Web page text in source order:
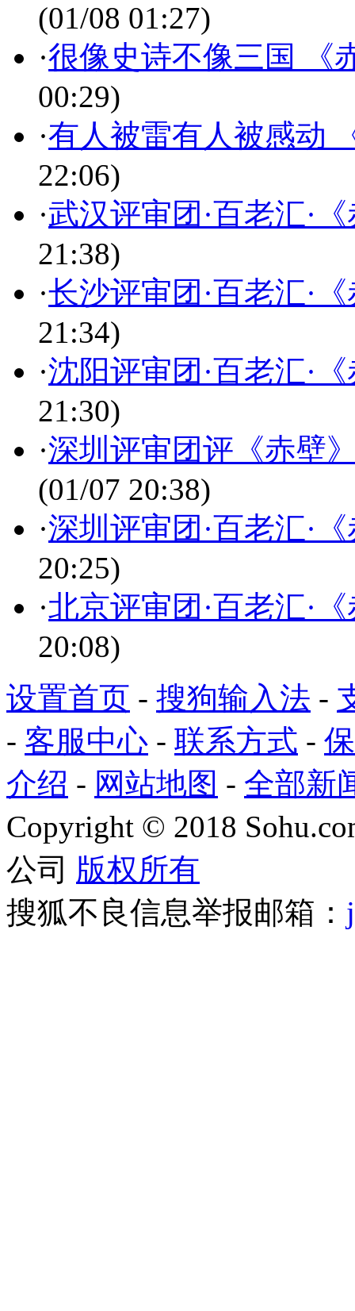
(01/08 01:27)
·很像史诗不像三国 《
00:29)
·有人被雷有人被感动
22:06)
·武汉评审团·百老汇·
21:38)
·长沙评审团·百老汇·
21:34)
·沈阳评审团·百老汇·
21:30)
·深圳评审团评《赤壁
(01/07 20:38)
·深圳评审团·百老汇·
20:25)
·北京评审团·百老汇·
20:08)
设置首页 - 搜狗输入法 -
- 客服中心 - 联系方式 -
介绍 - 网站地图 - 全部新
Copyright © 2018
公司 版权所有
搜狐不良信息举报邮箱：